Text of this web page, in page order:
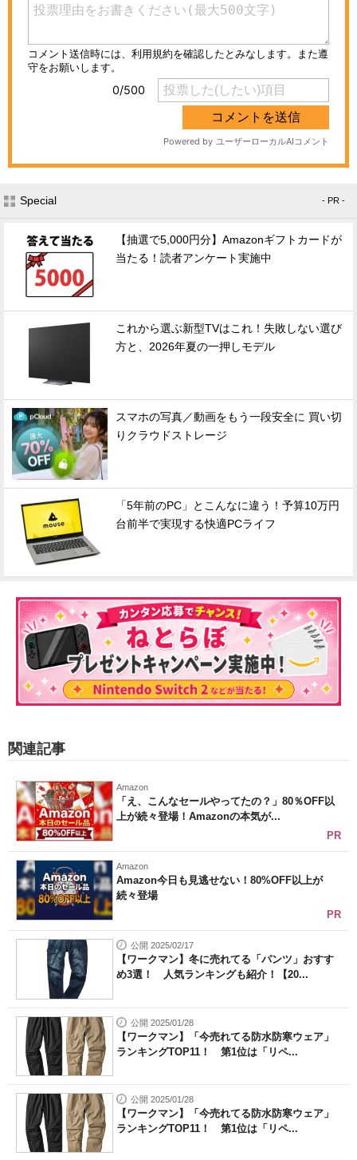
Special - PR -
【抽選で5,000円分】Amazonギフトカードが
当たる！読者アンケート実施中
これから選ぶ新型TVはこれ！失敗しない選び
方と、2026年夏の一押しモデル
スマホの写真／動画をもう一段安全に 買い切
りクラウドストレージ
「5年前のPC」とこんなに違う！予算10万円
台前半で実現する快適PCライフ
関連記事
Amazon
「え、こんなセールやってたの？」80％OFF以
上が続々登場！Amazonの本気が...
PR
Amazon
Amazon今日も見逃せない！80%OFF以上が
続々登場
PR
公開 2025/02/17
【ワークマン】冬に売れてる「パンツ」おすす
め3選！ 人気ランキングも紹介！【20...
公開 2025/01/28
【ワークマン】「今売れてる防水防寒ウェア」
ランキングTOP11！ 第1位は「リペ...
公開 2025/01/28
【ワークマン】「今売れてる防水防寒ウェア」
ランキングTOP11！ 第1位は「リペ...